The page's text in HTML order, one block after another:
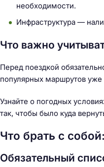
необходимости.
Инфраструктура —
Что важно
Перед поездкой
популярных маршрутов
Узнайте о погодных
так, чтобы было куда
Что брать с
Обязательный